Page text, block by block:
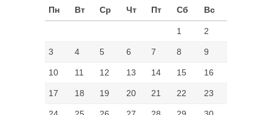
Пн
Вт Ср Чт Пт Сб Вс
1 2
3 4 5 6 7 8 9
10 11 12 13 14 15 16
17 18 19 20 21 22 23